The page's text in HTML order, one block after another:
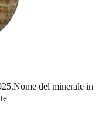
del minerale in